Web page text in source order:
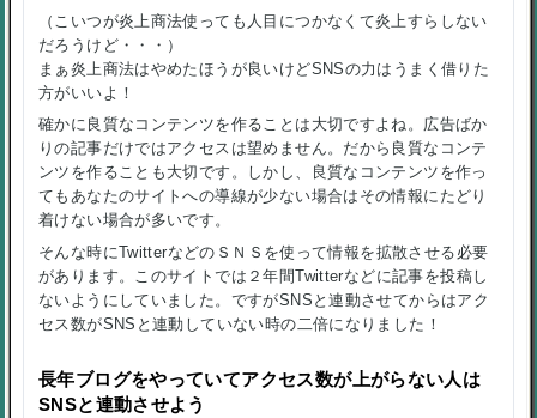
（こいつが炎上商法使っても人目につかなくて炎上すらしない
だろうけど・・・）
まぁ炎上商法はやめたほうが良いけどSNSの力はうまく借りた
方がいいよ！
確かに良質なコンテンツを作ることは大切ですよね。広告ばか
りの記事だけではアクセスは望めません。だから良質なコンテ
ンツを作ることも大切です。しかし、良質なコンテンツを作っ
てもあなたのサイトへの導線が少ない場合はその情報にたどり
着けない場合が多いです。
そんな時にTwitterなどのＳＮＳを使って情報を拡散させる必要
があります。このサイトでは２年間Twitterなどに記事を投稿し
ないようにしていました。ですがSNSと連動させてからはアク
セス数がSNSと連動していない時の二倍になりました！
長年ブログをやっていてアクセス数が上がらない人は
SNSと連動させよう